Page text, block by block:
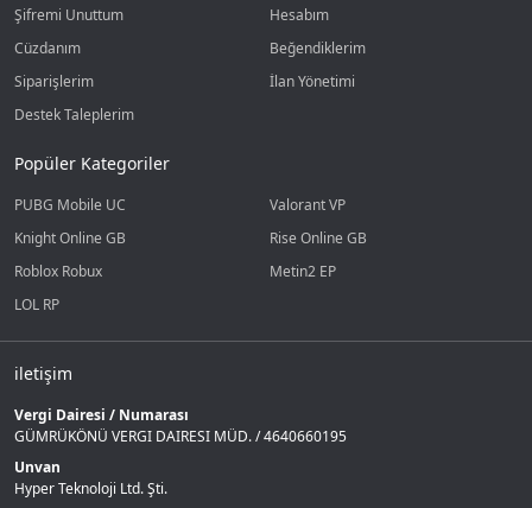
Şifremi Unuttum
Hesabım
Cüzdanım
Beğendiklerim
Siparişlerim
İlan Yönetimi
Destek Taleplerim
Popüler Kategoriler
PUBG Mobile UC
Valorant VP
Knight Online GB
Rise Online GB
Roblox Robux
Metin2 EP
LOL RP
iletişim
Vergi Dairesi / Numarası
GÜMRÜKÖNÜ VERGI DAIRESI MÜD. / 4640660195
Unvan
Hyper Teknoloji Ltd. Şti.